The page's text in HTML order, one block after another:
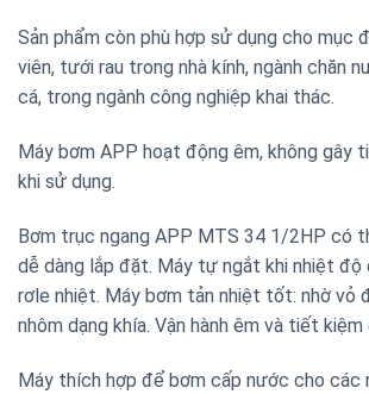
Sản phẩm còn phù hợp sử dụng cho mục
viên, tưới rau trong nhà kính, ngành chăn
cá, trong ngành công nghiệp khai thác.
Máy bơm APP hoạt động êm, không gây
khi sử dụng.
Bơm trục ngang APP MTS 34 1/2HP có
dễ dàng lắp đặt. Máy tự ngắt khi nhiệt độ
rơle nhiệt. Máy bơm tản nhiệt tốt: nhờ vỏ
nhôm dạng khía. Vận hành êm và tiết kiệm
Máy thích hợp để bơm cấp nước cho các